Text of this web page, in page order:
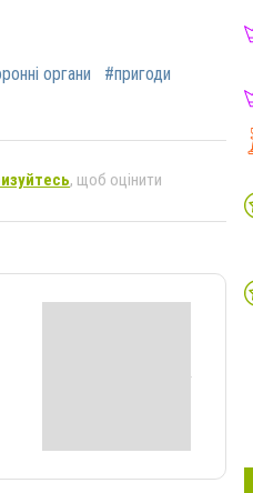
органи
#пригоди
, щоб оцінити